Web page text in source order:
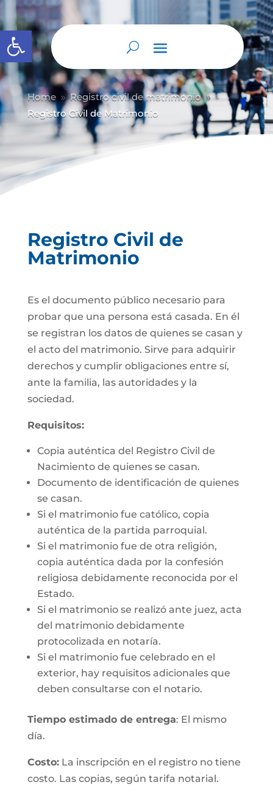
Abrir barra de herramientas
Home 9 Registro civil de matrimonio 9
Registro Civil de Matrimonio
Registro Civil de
Matrimonio
Es el documento público necesario para
probar que una persona está casada. En él
se registran los datos de quienes se casan y
el acto del matrimonio. Sirve para adquirir
derechos y cumplir obligaciones entre sí,
ante la familia, las autoridades y la
sociedad.
Requisitos:
Copia auténtica del Registro Civil de
Nacimiento de quienes se casan.
Documento de identificación de quienes
se casan.
Si el matrimonio fue católico, copia
auténtica de la partida parroquial.
Si el matrimonio fue de otra religión,
copia auténtica dada por la confesión
religiosa debidamente reconocida por el
Estado.
Si el matrimonio se realizó ante juez, acta
del matrimonio debidamente
protocolizada en notaría.
Si el matrimonio fue celebrado en el
exterior, hay requisitos adicionales que
deben consultarse con el notario.
Tiempo estimado de entrega: El mismo
día.
Costo:La inscripción en el registro no tiene
costo. Las copias, según tarifa notarial.